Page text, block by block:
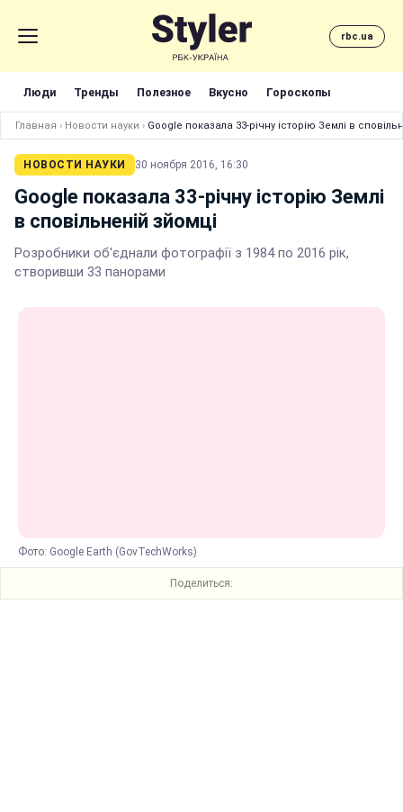
rbc.ua
Люди Тренды Полезное Вкусно Гороскопы
Главная › Новости науки › Google показала 33-річну історію Землі в
НОВОСТИ НАУКИ 30 ноября 2016, 16:30
Google показала 33-річну історію Землі
в сповільненій зйомці
Розробники об'єднали фотографії з 1984 по 2016 рік,
створивши 33 панорами
Фото: Google Earth (GovTechWorks)
Поделиться: